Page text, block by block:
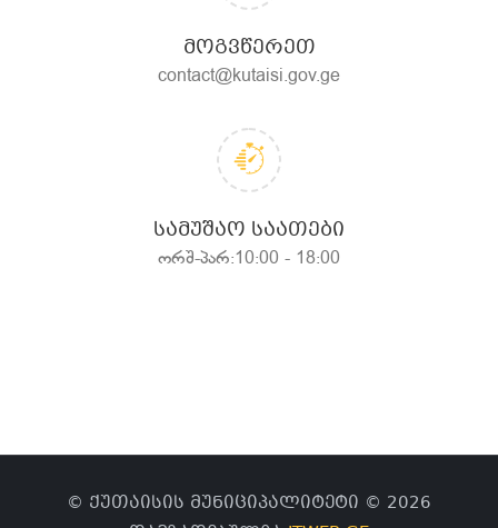
ᲛᲝᲒᲕᲬᲔᲠᲔᲗ
contact@kutaisi.gov.ge
ᲡᲐᲛᲣᲨᲐᲝ ᲡᲐᲐᲗᲔᲑᲘ
ორშ-პარ:10:00 - 18:00
© ქუთაისის მუნიციპალიტეტი © 2026